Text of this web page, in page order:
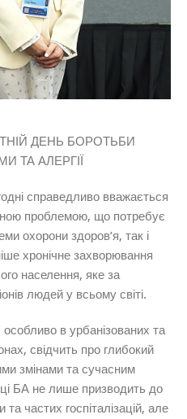
ДЕНЬ БОРОТЬБИ
ТА АЛЕРГІЇ
справедливо вважається
проблемою, що потребує
охорони здоров’я, так і
хронічне захворювання
населення, яке за
людей у всьому світі.
в урбанізованих та
свідчить про глибокий
змінами та сучасним
БА не лише призводить до
частих госпіталізацій, але